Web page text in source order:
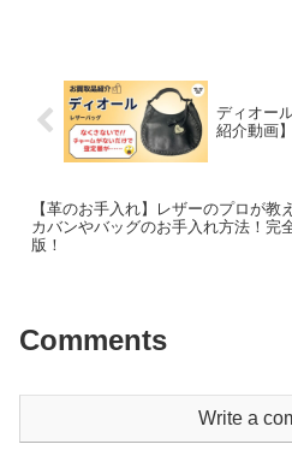
ディオー
紹介動画】
【革のお手入れ】レザーのプロが教
カバンやバッグのお手入れ方法！完
版！
Comments
Write a